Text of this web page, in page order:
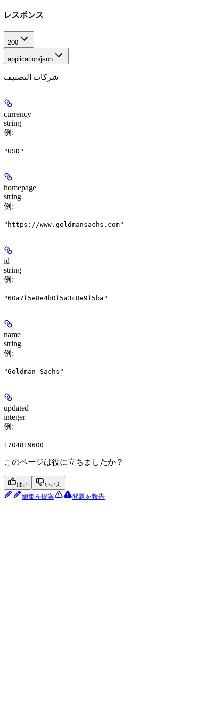
レスポンス
200
application/json
شركات التصنيف
currency
string
例 :
"USD"
homepage
string
例 :
"https://www.goldmansachs.com"
id
string
例 :
"60a7f5e8e4b0f5a3c8e9f5ba"
name
string
例 :
"Goldman Sachs"
updated
integer
例 :
1704819600
このページは役に立ちましたか？
はい いいえ
編集を提案 問題を報告